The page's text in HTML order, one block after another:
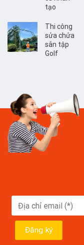
tạo
Thi công
sửa chửa
sân tập
Golf